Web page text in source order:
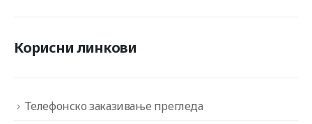
Корисни линкови
Телефонско заказивање прегледа